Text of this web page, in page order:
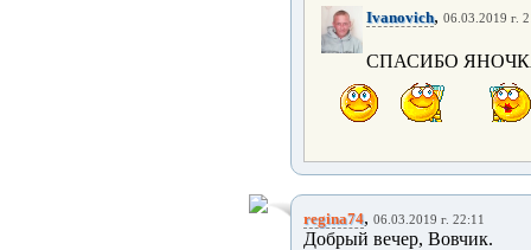
Ivanovich, 06.03.2019 г.
СПАСИБО
regina74, 06.03.2019 г. 22:11
Добрый вечер, Вовчик.